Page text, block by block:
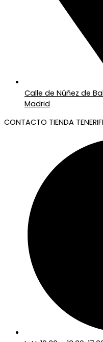
Calle de Núñez de
Madrid
CONTACTO TIENDA